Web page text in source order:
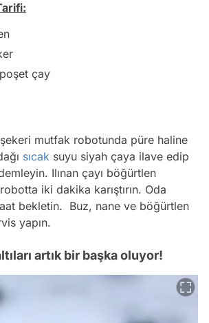
çay
mutfak robotunda püre haline
sıcak suyu siyah çaya ilave edip
Ilınan çayı böğürtlen
iki dakika karıştırın. Oda
bekletin. Buz, nane ve böğürtlen
yapın.
artık bir başka oluyor!